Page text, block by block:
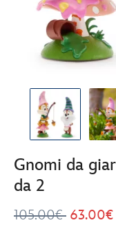
Gnomi da
da 2
105.00€ 63.00€